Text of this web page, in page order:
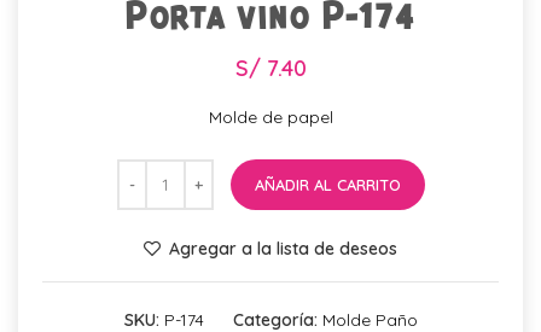
Porta vino P-174
S/7.40
Molde de papel
AÑADIR AL CARRITO
Agregar a la lista de deseos
SKU: P-174 Categoría: Molde Paño